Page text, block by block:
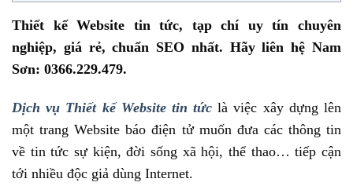
Thiết kế Website tin tức, tạp chí uy tín chuyên
nghiệp, giá rẻ, chuẩn SEO nhất. Hãy liên hệ Nam
Sơn: 0366.229.479.
Dịch vụ Thiết kế Website tin tức là việc xây dựng lên
một trang Website báo điện tử muốn đưa các thông tin
về tin tức sự kiện, đời sống xã hội, thể thao… tiếp cận
tới nhiều độc giả dùng Internet.